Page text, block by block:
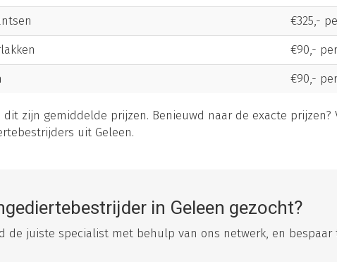
€325,-
€90,-
€90,-
dit zijn gemiddelde prijzen. Benieuwd naar de exacte
uit Geleen.
in Geleen gezocht?
de juiste specialist met behulp van ons netwerk, en bespaar